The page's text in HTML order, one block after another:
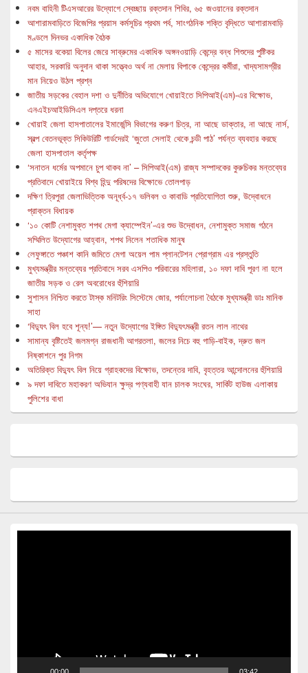
নবম বাহিনী টিএসআরের উদ্যোগে স্বেচ্ছায় রক্তদান শিবির, ৬৫ জওয়ানের রক্তদান
আশারামবাড়িতে বিজেপির প্রয়াস কর্মসূচির প্রথম পর্ব, সাংগঠনিক শক্তি বৃদ্ধিতে আশারামবাড়ি
মণ্ডলে দিনভর একাধিক বৈঠক
৫ মাসের বকেয়া বিলের জেরে সাব্রুমের একাধিক অঙ্গনওয়াড়ি কেন্দ্রে বন্ধ শিশুদের পুষ্টিকর
আহার, সরকারি অনুদান থাকা সত্ত্বেও অর্থ না মেলায় বিপাকে কেন্দ্রের কর্মীরা, খাদ্যসামগ্রীর
মান নিয়েও উঠল প্রশ্ন
জাতীয় সড়কের বেহাল দশা ও দুর্নীতির অভিযোগে খোয়াইতে সিপিআই(এম)-এর বিক্ষোভ,
এনএইচআইডিসিএল দপ্তরে ধরনা
খোয়াই জেলা হাসপাতালের ইমার্জেন্সি বিভাগের করুণ চিত্র, না আছে ডাক্তার, না আছে নার্স,
স্বল্প বেতনভূক্ত সিকিউরিটি গার্ডদেরই ‘জুতো সেলাই থেকে চন্ডী পাঠ’ পর্যন্ত ব্যবহার করছে
জেলা হাসপাতাল কর্তৃপক্ষ
‘সনাতন ধর্মের অপমানে চুপ থাকব না’ – সিপিআই(এম) রাজ্য সম্পাদকের কুরুচিকর মন্তব্যের
প্রতিবাদে খোয়াইয়ে বিশ্ব হিন্দু পরিষদের বিক্ষোভে তোলপাড়
দক্ষিণ ত্রিপুরা জেলাভিত্তিক অনূর্ধ্ব-১৭ ভলিবল ও কাবাডি প্রতিযোগিতা শুরু, উদ্বোধনে
প্রাক্তন বিধায়ক
‘১০ কোটি নেশামুক্ত শপথ মেগা ক্যাম্পেইন’-এর শুভ উদ্বোধন, নেশামুক্ত সমাজ গঠনে
সম্মিলিত উদ্যোগের আহ্বান, শপথ নিলেন শতাধিক মানুষ
লেফুঙ্গাতে পঞ্চাশ কানি জমিতে মেগা অয়েল পাম প্লানটেশন প্রোগ্রাম এর প্রস্তুতি
মুখ্যমন্ত্রীর মন্তব্যের প্রতিবাদে সরব এসপিও পরিবারের মহিলারা, ১০ দফা দাবি পূরণ না হলে
জাতীয় সড়ক ও রেল অবরোধের হুঁশিয়ারি
সুশাসন নিশ্চিত করতে টাস্ক মনিটরিং সিস্টেমে জোর, পর্যালোচনা বৈঠকে মুখ্যমন্ত্রী ডাঃ মানিক
সাহা
‘বিদ্যুৎ বিল হবে শূন্য!’— নতুন উদ্যোগের ইঙ্গিত বিদ্যুৎমন্ত্রী রতন লাল নাথের
সামান্য বৃষ্টিতেই জলমগ্ন রাজধানী আগরতলা, জলের নিচে বহু গাড়ি-বাইক, দ্রুত জল
নিষ্কাশনে পুর নিগম
অতিরিক্ত বিদ্যুৎ বিল নিয়ে গ্রাহকদের বিক্ষোভ, তদন্তের দাবি, বৃহত্তর আন্দোলনের হুঁশিয়ারি
৯ দফা দাবিতে মহাকরণ অভিযান ক্ষুদ্র পণ্যবাহী যান চালক সংঘের, সার্কিট হাউজ এলাকায়
পুলিশের বাধা